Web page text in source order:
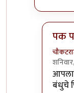
पक
In
आपला
बंधुचे